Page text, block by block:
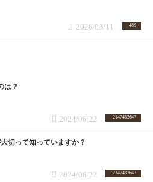
459
2026/03/11
は？
2147483647
2024/06/22
切って知っていますか？
2147483647
2024/06/22